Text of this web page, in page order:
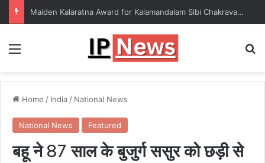
Maiden Kalaratna Award for Kalamandalam Sibi Chakravarthy
Menu
Home / India/ National News
National News Featured
बहू ने 87 साल के बुजुर्ग ससुर को छड़ी से